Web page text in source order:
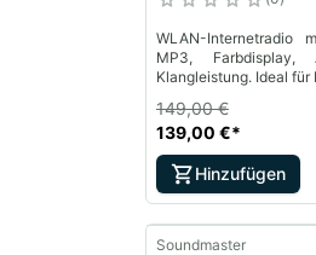
WLAN-Internetradio
MP3,
Klangleistung. Ideal für
139,00 €*
149,00 €
Hinzufügen
Soundmaster